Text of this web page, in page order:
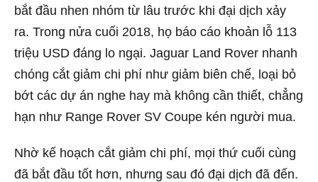
bắt đầu nhen nhóm từ lâu trước khi đại dịch xảy
ra. Trong nửa cuối 2018, họ báo cáo khoản lỗ 113
triệu USD đáng lo ngại. Jaguar Land Rover nhanh
chóng cắt giảm chi phí như giảm biên chế, loại bỏ
bớt các dự án nghe hay mà không cần thiết, chẳng
hạn như Range Rover SV Coupe kén người mua.
Nhờ kế hoạch cắt giảm chi phí, mọi thứ cuối cùng
đã bắt đầu tốt hơn, nhưng sau đó đại dịch đã đến.